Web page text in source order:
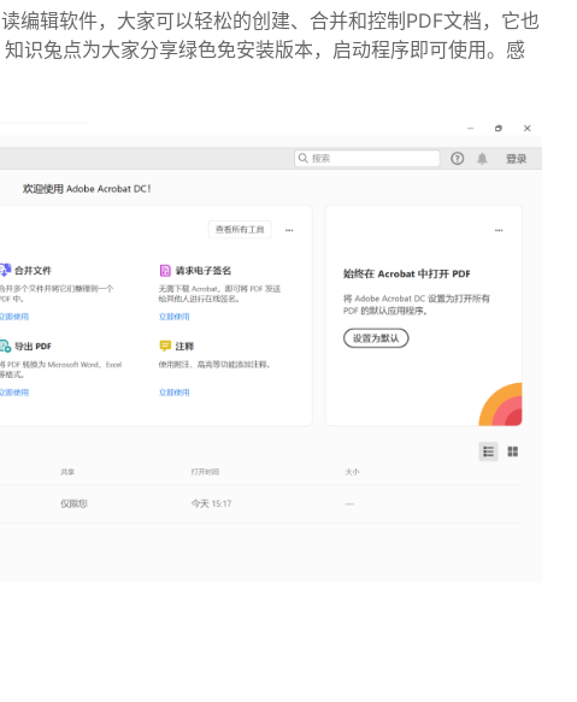
辑软件，大家可以轻松的创建、合并和控制PDF文档，它也
识兔点为大家分享绿色免安装版本，启动程序即可使用。感